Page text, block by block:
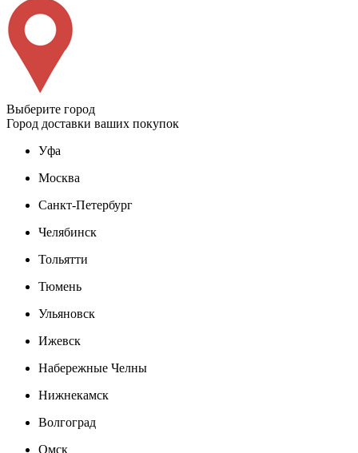
Выберите город
Город доставки ваших покупок
Уфа
Москва
Санкт-Петербург
Челябинск
Тольятти
Тюмень
Ульяновск
Ижевск
Набережные Челны
Нижнекамск
Волгоград
Омск